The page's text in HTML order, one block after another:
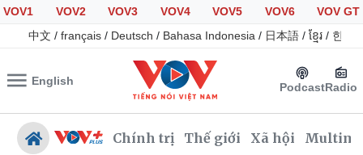
VOV1 VOV2 VOV3 VOV4 VOV5 VOV6
VOV GT
中文 / français / Deutsch / Bahasa Indonesia / 日本語 / ខ្មែរ / 한국
English PodcastRadio
Chính trị Thế giới Xã hội